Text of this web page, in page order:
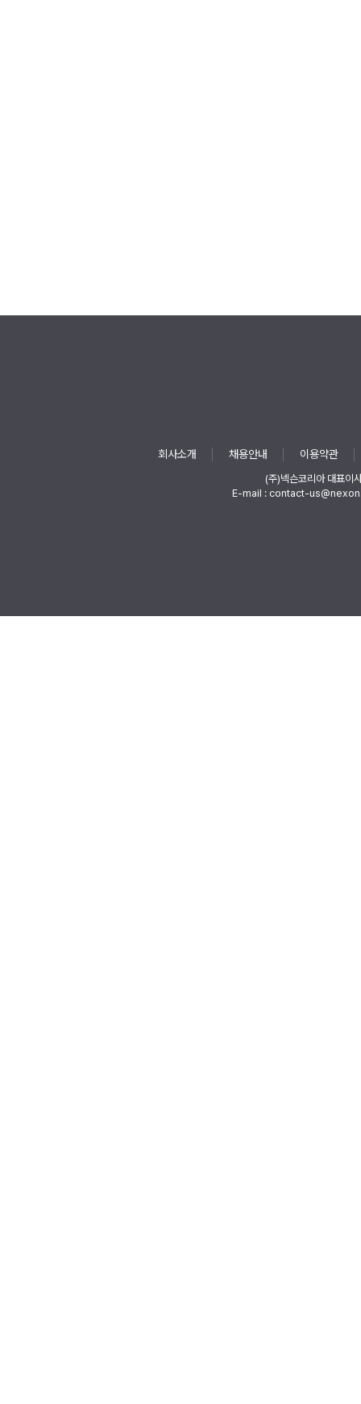
회사소개 채용안내 이용약관
(주)넥슨코리아 대표이
E-mail : contact-